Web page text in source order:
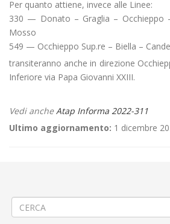
Per quanto attiene, invece alle Linee:
330 — Donato – Graglia – Occhieppo
Mosso
549 — Occhieppo Sup.re – Biella –
transiteranno anche in direzione
Inferiore via Papa Giovanni XXIII.
Vedi ancheAtap Informa 2022-311
Ultimo aggiornamento: 1 dicembre